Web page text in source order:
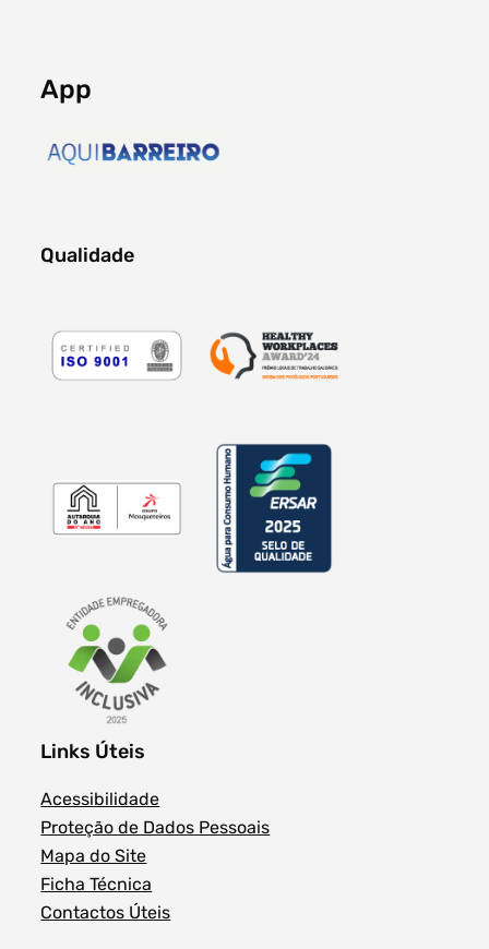
App
Qualidade
Links Úteis
Acessibilidade
Proteção de Dados Pessoais
Mapa do Site
Ficha Técnica
Contactos Úteis